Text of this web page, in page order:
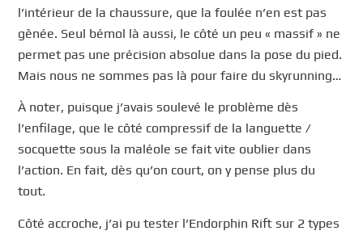
l’intérieur de la chaussure, que la foulée n’en est pas
gênée. Seul bémol là aussi, le côté un peu « massif » ne
permet pas une précision absolue dans la pose du pied.
Mais nous ne sommes pas là pour faire du skyrunning…
À noter, puisque j’avais soulevé le problème dès
l’enfilage, que le côté compressif de la languette /
socquette sous la maléole se fait vite oublier dans
l’action. En fait, dès qu’on court, on y pense plus du
tout.
Côté accroche, j’ai pu tester l’Endorphin Rift sur 2 types